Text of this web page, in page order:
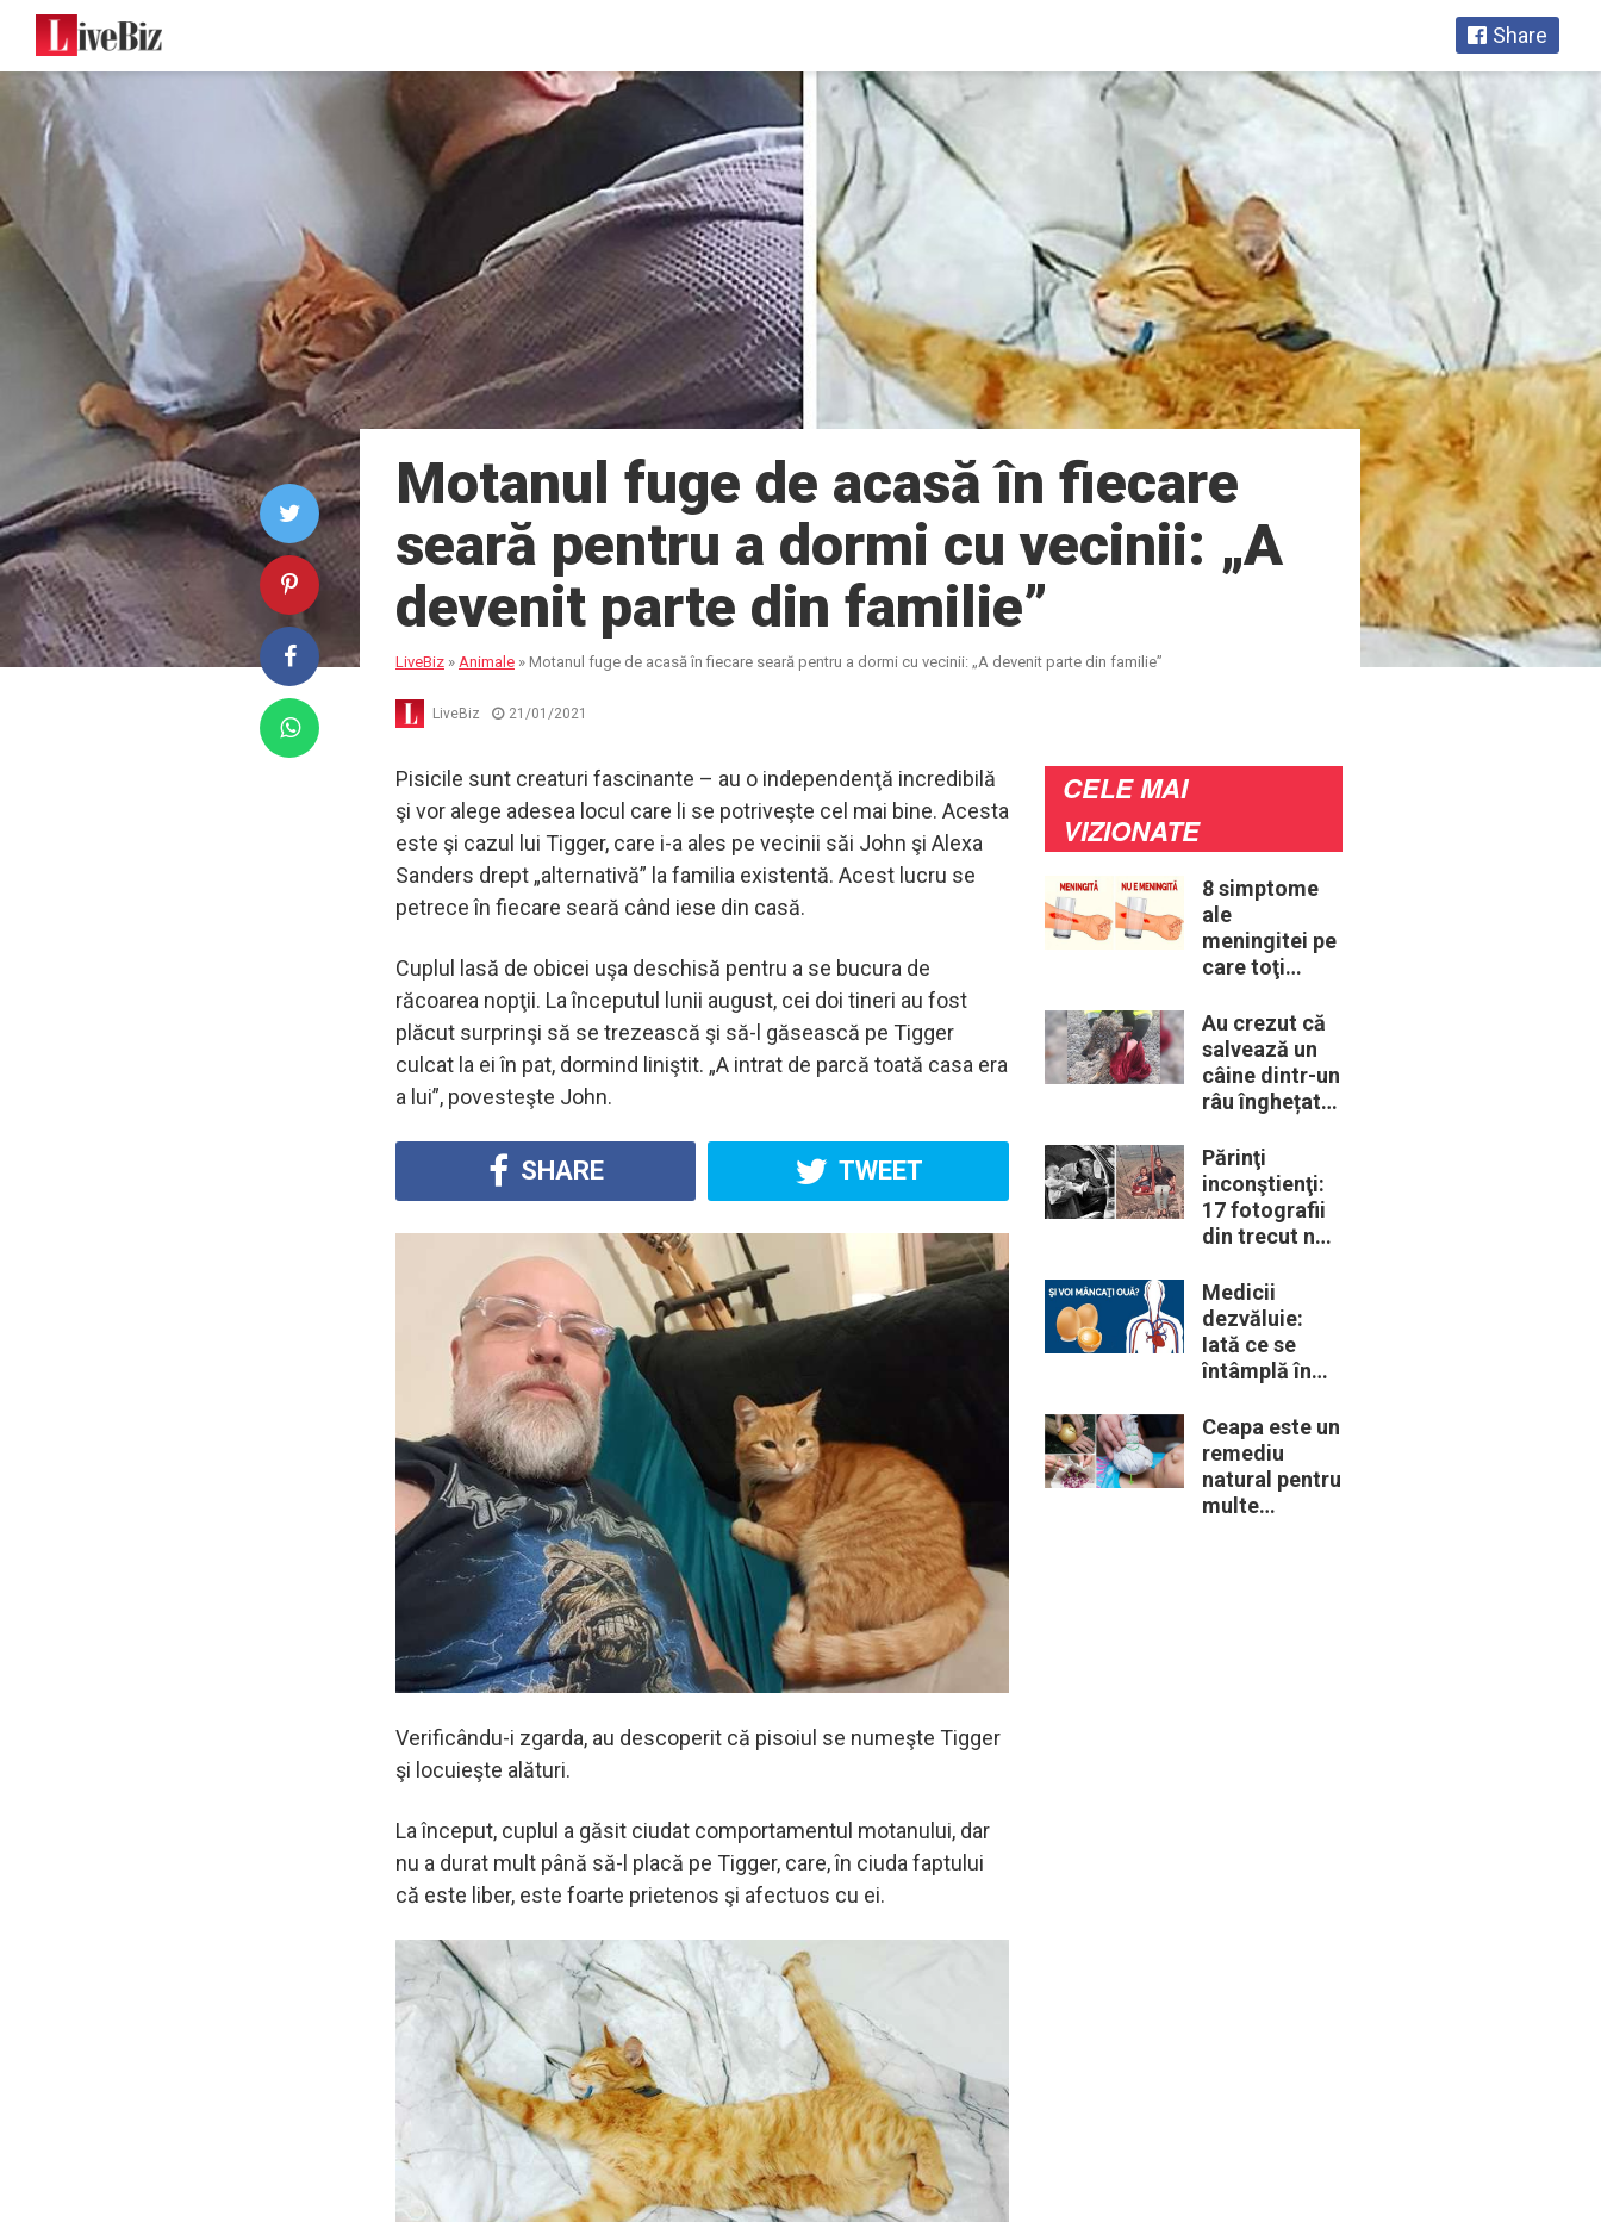
Share
Motanul fuge de acasă în fiecare
seară pentru a dormi cu vecinii: „A
devenit parte din familie”
LiveBiz » Animale » Motanul fuge de acasă în fiecare seară pentru a dormi cu vecinii: „A devenit parte din familie”
LiveBiz 21/01/2021
Pisicile sunt creaturi fascinante – au o independenţă incredibilă
şi vor alege adesea locul care li se potriveşte cel mai bine. Acesta
este şi cazul lui Tigger, care i-a ales pe vecinii săi John şi Alexa
Sanders drept „alternativă” la familia existentă. Acest lucru se
petrece în fiecare seară când iese din casă.
Cuplul lasă de obicei uşa deschisă pentru a se bucura de
răcoarea nopţii. La începutul lunii august, cei doi tineri au fost
plăcut surprinşi să se trezească şi să-l găsească pe Tigger
culcat la ei în pat, dormind liniştit. „A intrat de parcă toată casa era
a lui”, povesteşte John.
SHARE TWEET
Verificându-i zgarda, au descoperit că pisoiul se numeşte Tigger
şi locuieşte alături.
La început, cuplul a găsit ciudat comportamentul motanului, dar
nu a durat mult până să-l placă pe Tigger, care, în ciuda faptului
că este liber, este foarte prietenos şi afectuos cu ei.
CELE MAI
VIZIONATE
8 simptome
ale
meningitei pe
care toţi
trebui să le
cunoască
Au crezut că
salvează un
câine dintr-un
râu înghețat:
descoperă că
de fapt era un
lup
Părinţi
inconştienţi:
17 fotografii
din trecut ne
periculoase
erau unele
„obiceiuri” ale
vremii
Medicii
dezvăluie:
Iată ce se
întâmplă în
când începem
să mâncăm
câte două
ouă în fiecare
Ceapa este un
remediu
natural pentru
multe